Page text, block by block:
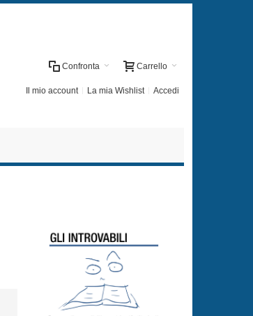
Carrello
Confronta
Il mio account La mia Wishlist Accedi